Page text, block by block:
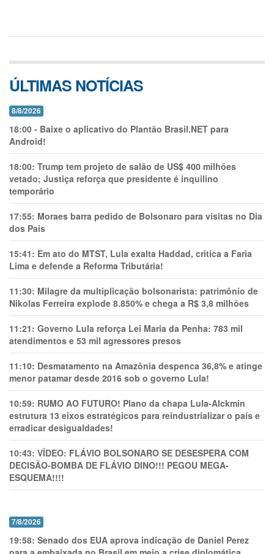
ÚLTIMAS NOTÍCIAS
8/8/2026
18:00 - Baixe o aplicativo do Plantão Brasil.NET para
Android!
18:00: Trump tem projeto de salão de US$ 400 milhões
vetado; Justiça reforça que presidente é inquilino
temporário
17:55: Moraes barra pedido de Bolsonaro para visitas no Dia
dos Pais
15:41: Em ato do MTST, Lula exalta Haddad, critica a Faria
Lima e defende a Reforma Tributária!
11:30: Milagre da multiplicação bolsonarista: patrimônio de
Nikolas Ferreira explode 8.850% e chega a R$ 3,8 milhões
11:21: Governo Lula reforça Lei Maria da Penha: 783 mil
atendimentos e 53 mil agressores presos
11:10: Desmatamento na Amazônia despenca 36,8% e atinge
menor patamar desde 2016 sob o governo Lula!
10:59: RUMO AO FUTURO! Plano da chapa Lula-Alckmin
estrutura 13 eixos estratégicos para reindustrializar o país e
erradicar desigualdades!
10:43: VÍDEO: FLÁVIO BOLSONARO SE DESESPERA COM
DECISÃO-BOMBA DE FLÁVIO DINO!!! PEGOU MEGA-
ESQUEMA!!!!
7/8/2026
19:58: Senado dos EUA aprova indicação de Daniel Perez